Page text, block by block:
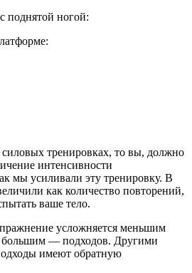
поднятой ногой:
тренировках, то вы, должно
интенсивности
мы усиливали эту тренировку. В
как количество повторений,
ваше тело.
усложняется меньшим
большим — подходов. Другими
имеют обратную